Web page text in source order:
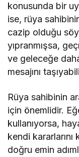
konusunda bir
ise, rüya
cazip olduğu
yıpranmışsa,
ve geleceğe
mesajını
Rüya sahibinin
için önemlidir.
kullanıyorsa,
kendi
doğru emin